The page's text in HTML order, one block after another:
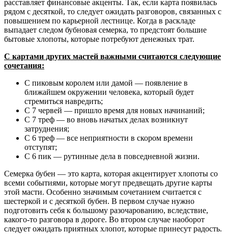
расставляет финансовые акценты. Так, если карта появилась
рядом с десяткой, то следует ожидать разговоров, связанных с
повышением по карьерной лестнице. Когда в раскладе
выпадает следом бубновая семерка, то предстоят большие
бытовые хлопоты, которые потребуют денежных трат.
С картами других мастей важными считаются следующие
сочетания:
С пиковым королем или дамой — появление в
ближайшем окружении человека, который будет
стремиться навредить;
С 7 червей — пришло время для новых начинаний;
С 7 треф — во вновь начатых делах возникнут
затруднения;
С 6 треф — все неприятности в скором времени
отступят;
С 6 пик — рутинные дела в повседневной жизни.
Семерка бубен — это карта, которая акцентирует хлопоты со
всеми событиями, которые могут предвещать другие карты
этой масти. Особенно значимым сочетанием считается с
шестеркой и с десяткой бубен. В первом случае нужно
подготовить себя к большому разочарованию, вследствие,
какого-то разговора в дороге. Во втором случае наоборот
следует ожидать приятных хлопот, которые принесут радость.